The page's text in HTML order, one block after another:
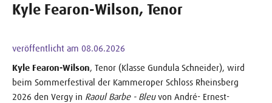
Kyle Fearon-Wilson, Tenor
veröffentlicht am 08.06.2026
Kyle Fearon-Wilson, Tenor (Klasse Gundula Schneider), wird
beim Sommerfestival der Kammeroper Schloss Rheinsberg
2026 den Vergy in Raoul Barbe - Bleuvon André- Ernest-